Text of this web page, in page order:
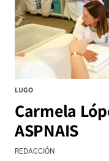
LUGO
Carmela
ASPNAIS
REDACCIÓN